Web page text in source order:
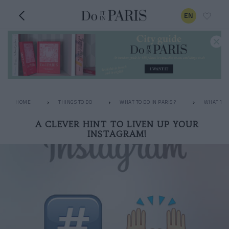
EN
HOME THINGS TO DO WHAT TO DO IN PARIS ? WHAT TO
A CLEVER HINT TO LIVEN UP YOUR
INSTAGRAM!